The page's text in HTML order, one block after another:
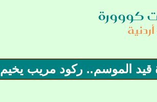
كووورة
قيد الموسم.. ركود مريب يخيم